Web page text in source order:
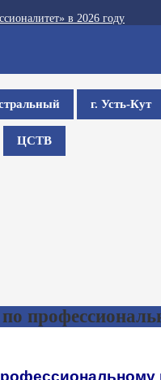
в 2026 году
г. Усть-Кут
ЦСТВ